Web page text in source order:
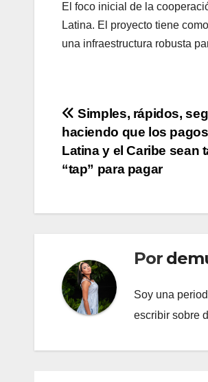
El foco inicial de la
Latina. El proyecto tiene
una infraestructura robusta
Navegación
de
entradas
Simples, rápidos,
haciendo que los
Latina y el Caribe sean
“tap” para pagar
Por
Soy una
escribir sobre